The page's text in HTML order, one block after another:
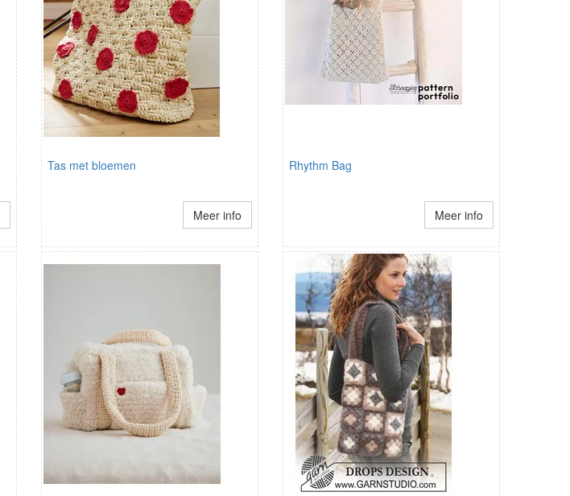
Tas met bloemen
Meer info
Rhythm Bag
Meer info